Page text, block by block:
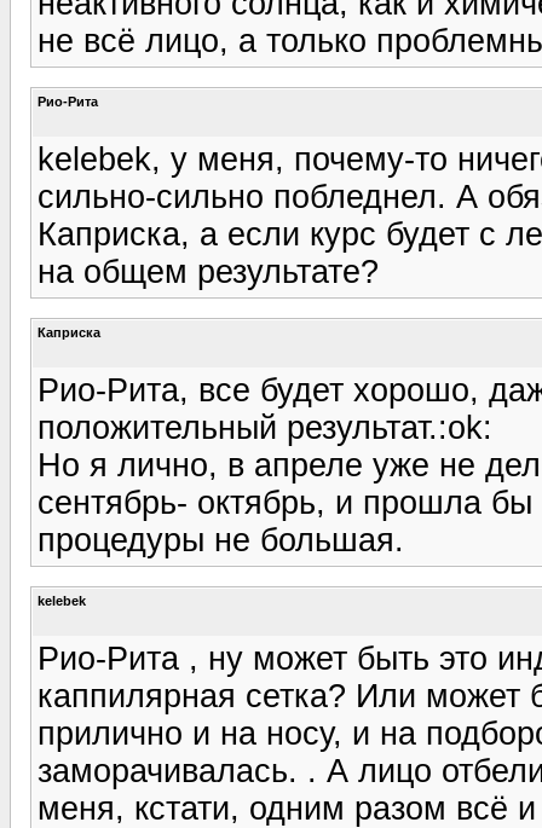
не всё лицо, а только
Рио-Рита
kelebek, у меня, почему-то
сильно-сильно побледнел. А
Каприска, а если курс будет с
на общем результате?
Каприска
Рио-Рита, все будет хорошо,
положительный результат.:ok:
Но я лично, в апреле уже не
сентябрь- октябрь, и прошла
процедуры не большая.
kelebek
Рио-Рита , ну может быть это
каппилярная сетка? Или
прилично и на носу, и на
заморачивалась. . А лицо
меня, кстати, одним разом всё